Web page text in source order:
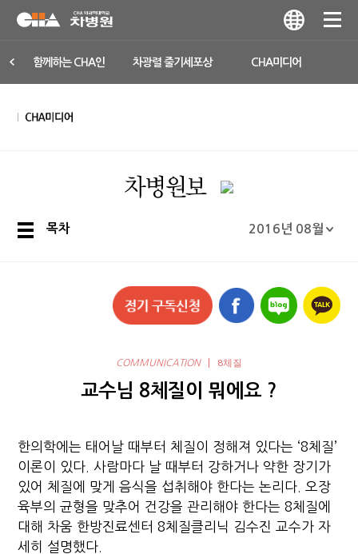
함께하는 CHA인 차광렬 줄기세포상 CHA미디어
목차 2016년 08월
COMMUNICATION 8체질
교수님 8체질이 뭐에요 ?
한의학에는 태어날 때부터 체질이 정해져 있다는 ‘8체질’
이론이 있다. 사람마다 날 때부터 강하거나 약한 장기가
있어 체질에 맞게 음식을 섭취해야 한다는 논리다. 오장
육부의 균형을 맞추어 건강을 관리해야 한다는 8체질에
대해 차움 한방진료센터 8체질클리닉 김수진 교수가 자
세히 설명했다.